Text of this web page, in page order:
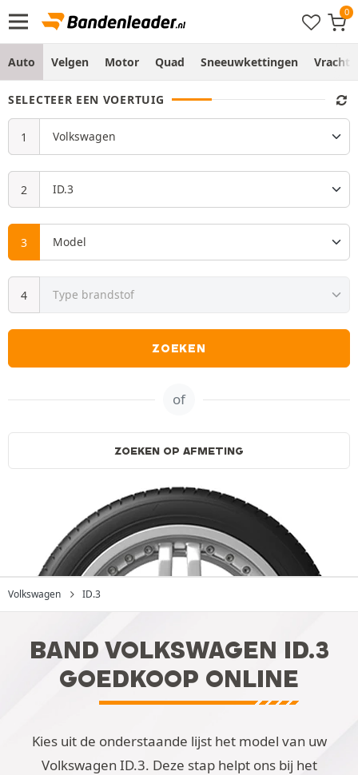
Auto Velgen Motor Quad Sneeuwkettingen
SELECTEER EEN VOERTUIG
ZOEKEN
of
ZOEKEN OP AFMETING
Volkswagen ID.3
BAND VOLKSWAGEN ID.3
GOEDKOOP ONLINE
Kies uit de onderstaande lijst het model van uw
Volkswagen ID.3. Deze stap helpt ons bij het